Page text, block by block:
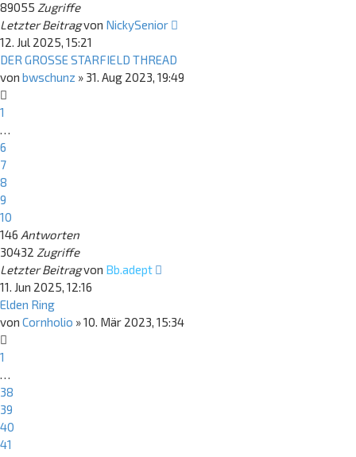
89055 Zugriffe
Letzter Beitragvon NickySenior
12. Jul 2025, 15:21
DER GROSSE STARFIELD THREAD
von bwschunz » 31. Aug 2023, 19:49
1
…
6
7
8
9
10
146 Antworten
30432 Zugriffe
Letzter Beitragvon Bb.adept
11. Jun 2025, 12:16
Elden Ring
von Cornholio »10. Mär 2023, 15:34
1
…
38
39
40
41